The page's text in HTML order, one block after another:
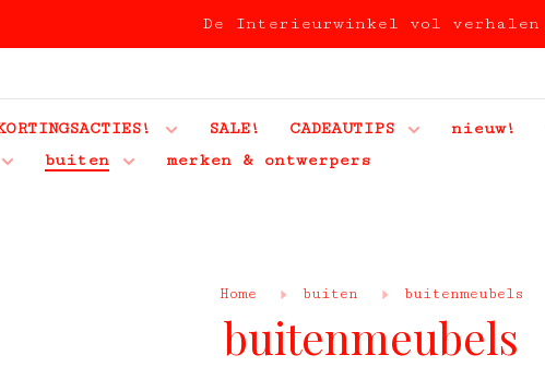
De Interieurwinkel vol verhalen
SALE! CADEAUTIPS nieuw!
buiten merken & ontwerpers
Home buiten buitenmeubels
buitenmeubels